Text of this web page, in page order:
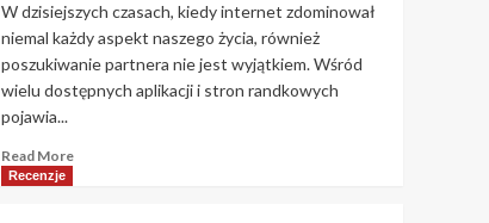
Są
Zalety
i
Wady
W dzisiejszych czasach, kiedy internet zdominował
niemal każdy aspekt naszego życia, również
poszukiwanie partnera nie jest wyjątkiem. Wśród
wielu dostępnych aplikacji i stron randkowych
pojawia...
Read MoreRead
Recenzje